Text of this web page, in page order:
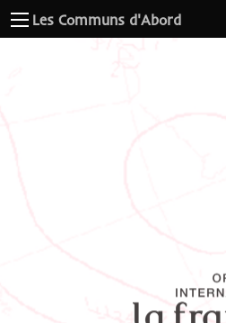
Les Communs d'Abord